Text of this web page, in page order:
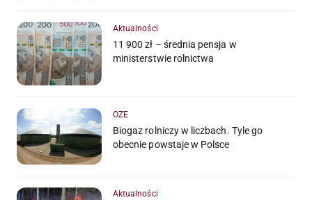
Aktualności
11 900 zł – średnia pensja w
ministerstwie rolnictwa
OZE
Biogaz rolniczy w liczbach. Tyle go
obecnie powstaje w Polsce
Aktualności